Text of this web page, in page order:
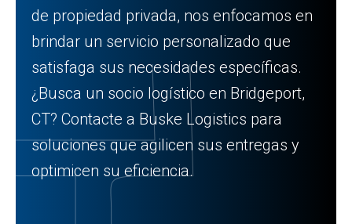
de propiedad privada, nos enfocamos en
brindar un servicio personalizado que
satisfaga sus necesidades específicas.
¿Busca un socio logístico en Bridgeport,
CT? Contacte a Buske Logistics para
soluciones que agilicen sus entregas y
optimicen su eficiencia.